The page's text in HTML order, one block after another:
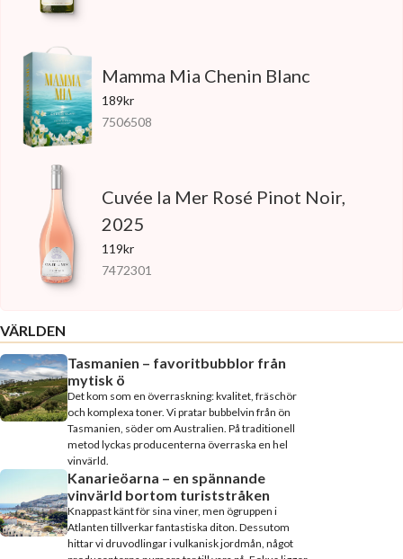
Mamma Mia Chenin Blanc
189kr
7506508
Cuvée la Mer Rosé Pinot Noir,
2025
119kr
7472301
VÄRLDEN
Tasmanien – favoritbubblor från
mytisk ö
Det kom som en överraskning: kvalitet, fräschör
och komplexa toner. Vi pratar bubbelvin från ön
Tasmanien, söder om Australien. På traditionell
metod lyckas producenterna överraska en hel
vinvärld.
Kanarieöarna – en spännande
vinvärld bortom turiststråken
Knappast känt för sina viner, men ögruppen i
Atlanten tillverkar fantastiska diton. Dessutom
hittar vi druvodlingar i vulkanisk jordmån, något